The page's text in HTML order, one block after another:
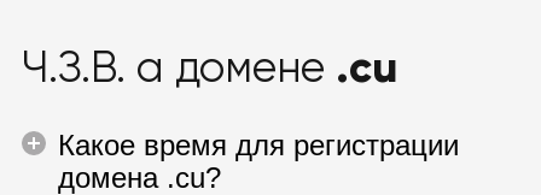
Ч.З.В. а домене .cu
Какое время для регистрации
домена .cu?